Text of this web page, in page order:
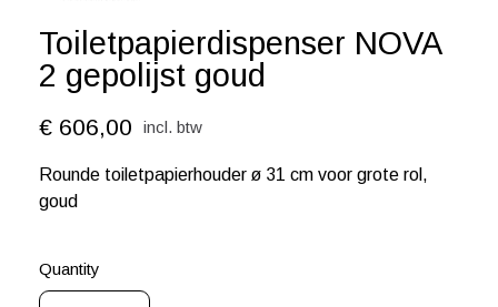
Toiletpapierdispenser NOVA
2 gepolijst goud
€ 606,00 incl. btw
Rounde toiletpapierhouder ø 31 cm voor grote rol,
goud
Quantity